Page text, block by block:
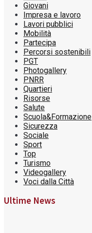
Giovani
Impresa e lavoro
Lavori pubblici
Mobilità
Partecipa
Percorsi sostenibili
PGT
Photogallery
PNRR
Quartieri
Risorse
Salute
Scuola&Formazione
Sicurezza
Sociale
Sport
Top
Turismo
Videogallery
Voci dalla Città
Ultime News